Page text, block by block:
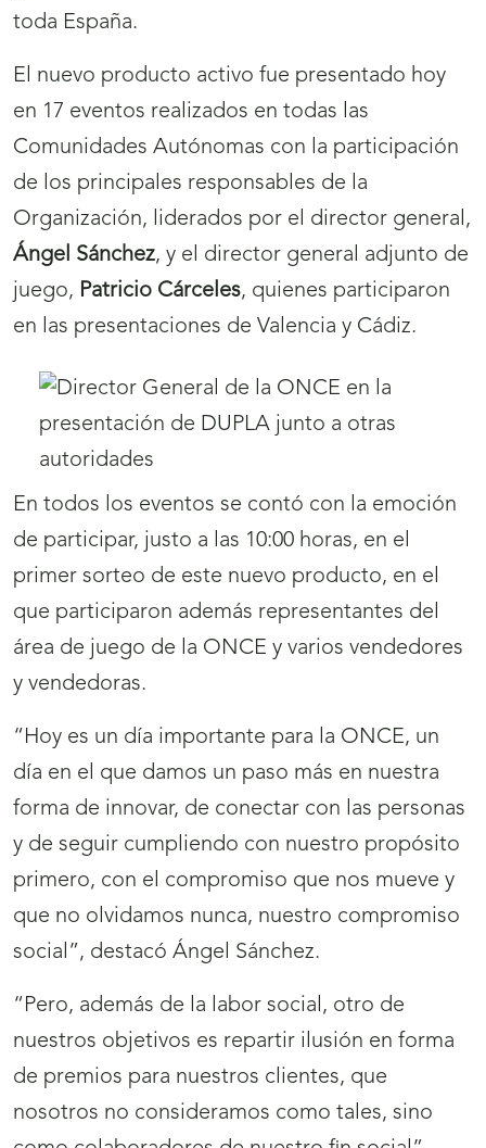
toda España.
El nuevo producto activo fue presentado hoy
en 17 eventos realizados en todas las
Comunidades Autónomas con la participación
de los principales responsables de la
Organización, liderados por el director general,
Ángel Sánchez, y el director general adjunto de
juego, Patricio Cárceles, quienes participaron
en las presentaciones de Valencia y Cádiz.
En todos los eventos se contó con la emoción
de participar, justo a las 10:00 horas, en el
primer sorteo de este nuevo producto, en el
que participaron además representantes del
área de juego de la ONCE y varios vendedores
y vendedoras.
“Hoy es un día importante para la ONCE, un
día en el que damos un paso más en nuestra
forma de innovar, de conectar con las personas
y de seguir cumpliendo con nuestro propósito
primero, con el compromiso que nos mueve y
que no olvidamos nunca, nuestro compromiso
social”, destacó Ángel Sánchez.
“Pero, además de la labor social, otro de
nuestros objetivos es repartir ilusión en forma
de premios para nuestros clientes, que
nosotros no consideramos como tales, sino